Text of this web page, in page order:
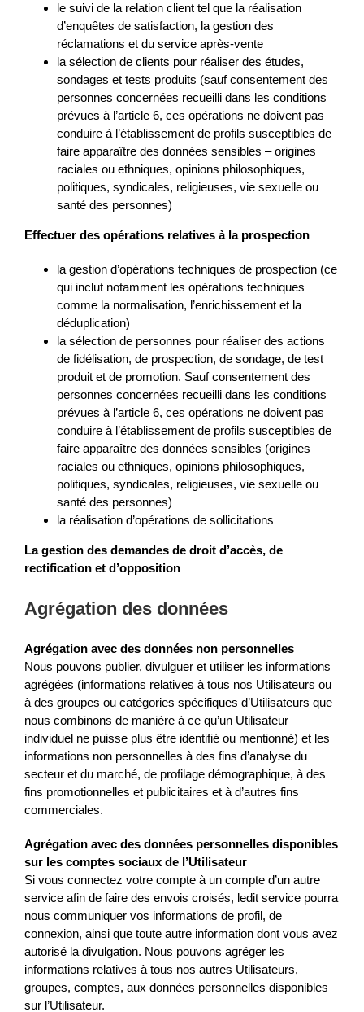
le suivi de la relation client tel que la réalisation
d’enquêtes de satisfaction, la gestion des
réclamations et du service après-vente
la sélection de clients pour réaliser des études,
sondages et tests produits (sauf consentement des
personnes concernées recueilli dans les conditions
prévues à l’article 6, ces opérations ne doivent pas
conduire à l’établissement de profils susceptibles de
faire apparaître des données sensibles – origines
raciales ou ethniques, opinions philosophiques,
politiques, syndicales, religieuses, vie sexuelle ou
santé des personnes)
Effectuer des opérations relatives à la prospection
la gestion d’opérations techniques de prospection (ce
qui inclut notamment les opérations techniques
comme la normalisation, l’enrichissement et la
déduplication)
la sélection de personnes pour réaliser des actions
de fidélisation, de prospection, de sondage, de test
produit et de promotion. Sauf consentement des
personnes concernées recueilli dans les conditions
prévues à l’article 6, ces opérations ne doivent pas
conduire à l’établissement de profils susceptibles de
faire apparaître des données sensibles (origines
raciales ou ethniques, opinions philosophiques,
politiques, syndicales, religieuses, vie sexuelle ou
santé des personnes)
la réalisation d’opérations de sollicitations
La gestion des demandes de droit d’accès, de
rectification et d’opposition
Agrégation des données
Agrégation avec des données non personnelles
Nous pouvons publier, divulguer et utiliser les informations
agrégées (informations relatives à tous nos Utilisateurs ou
à des groupes ou catégories spécifiques d’Utilisateurs que
nous combinons de manière à ce qu’un Utilisateur
individuel ne puisse plus être identifié ou mentionné) et les
informations non personnelles à des fins d’analyse du
secteur et du marché, de profilage démographique, à des
fins promotionnelles et publicitaires et à d’autres fins
commerciales.
Agrégation avec des données personnelles disponibles
sur les comptes sociaux de l’Utilisateur
Si vous connectez votre compte à un compte d’un autre
service afin de faire des envois croisés, ledit service pourra
nous communiquer vos informations de profil, de
connexion, ainsi que toute autre information dont vous avez
autorisé la divulgation. Nous pouvons agréger les
informations relatives à tous nos autres Utilisateurs,
groupes, comptes, aux données personnelles disponibles
sur l’Utilisateur.